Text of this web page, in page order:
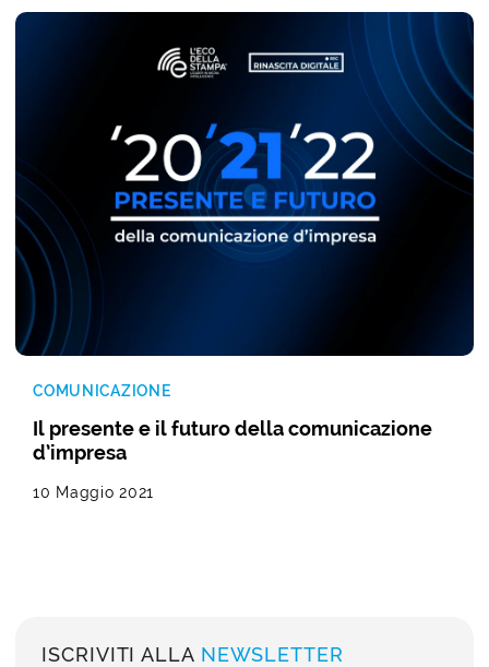
COMUNICAZIONE
Il presente e il futuro della comunicazione
d’impresa
10 Maggio 2021
ISCRIVITI ALLA NEWSLETTER